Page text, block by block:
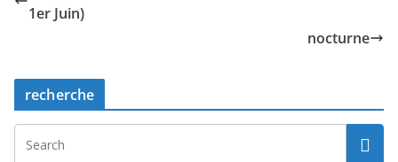
1er Juin)
nocturne
recherche